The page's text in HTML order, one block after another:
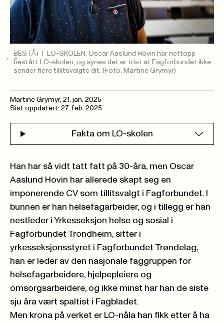
BESTÅTT LO-SKOLEN: Oscar Aaslund Hovin har nettopp
bestått LO-skolen, og synes det er trist at Fagforbundet ikke
sender flere tillitsvalgte dit. (Foto: Martine Grymyr)
Martine Grymyr, 21. jan. 2025
Sist oppdatert: 27. feb. 2025
Fakta om LO-skolen
Han har så vidt tatt fatt på 30-åra, men Oscar
Aaslund Hovin har allerede skapt seg en
imponerende CV som tillitsvalgt i Fagforbundet. I
bunnen er han helsefagarbeider, og i tillegg er han
nestleder i Yrkesseksjon helse og sosial i
Fagforbundet Trondheim, sitter i
yrkesseksjonsstyret i Fagforbundet Trøndelag,
han er leder av den nasjonale faggruppen for
helsefagarbeidere, hjelpepleiere og
omsorgsarbeidere, og ikke minst har han de siste
sju åra vært spaltist i Fagbladet.
Men krona på verket er LO-nåla han fikk etter å ha